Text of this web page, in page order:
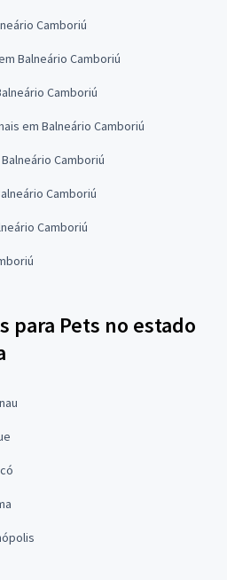
Camboriú
Balneário Camboriú
Camboriú
em Balneário Camboriú
Camboriú
Camboriú
Camboriú
para Pets no estado